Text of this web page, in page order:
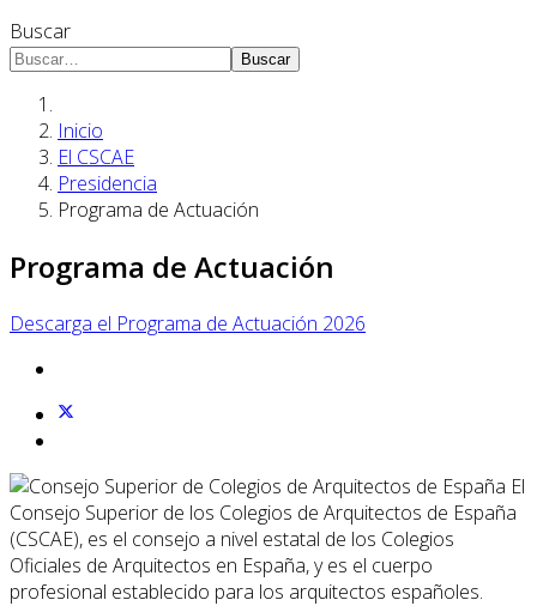
Buscar
Buscar
Inicio
El CSCAE
Presidencia
Programa de Actuación
Programa de Actuación
Descarga el Programa de Actuación 2026
El
Consejo Superior de los Colegios de Arquitectos de España
(CSCAE), es el consejo a nivel estatal de los Colegios
Oficiales de Arquitectos en España, y es el cuerpo
profesional establecido para los arquitectos españoles.